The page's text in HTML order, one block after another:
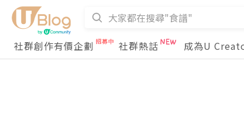
社群創作有價企劃
社群熱話 成為U